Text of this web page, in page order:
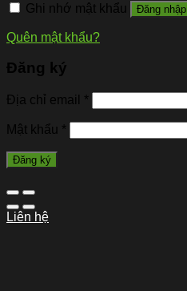
Ghi nhớ mật khẩu Đăng nhập
Quên mật khẩu?
Đăng ký
Địa chỉ email *
Mật khẩu *
Đăng ký
Liên hệ